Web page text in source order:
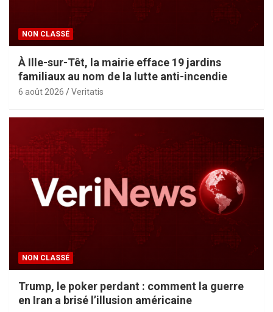
o
n
s
NON CLASSÉ
À Ille-sur-Têt, la mairie efface 19 jardins
familiaux au nom de la lutte anti-incendie
6 août 2026 Veritatis
NON CLASSÉ
Trump, le poker perdant : comment la guerre
en Iran a brisé l’illusion américaine